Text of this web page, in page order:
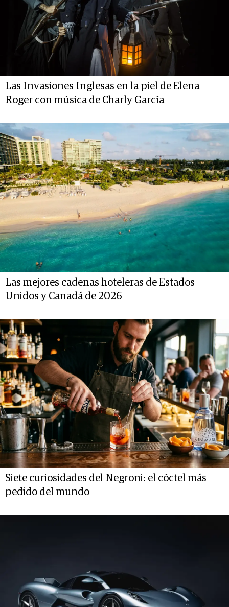
Las Invasiones Inglesas en la piel de Elena
Roger con música de Charly García
Las mejores cadenas hoteleras de Estados
Unidos y Canadá de 2026
Siete curiosidades del Negroni: el cóctel más
pedido del mundo